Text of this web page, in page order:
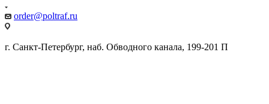
order@poltraf.ru
г. Санкт-Петербург, наб. Обводного канала, 199-201 П